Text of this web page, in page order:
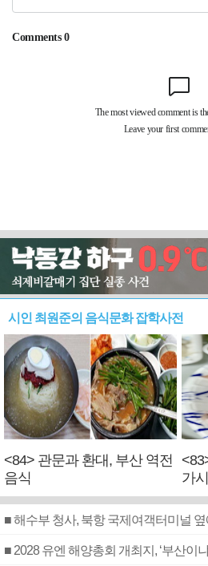
시인 최원준의 음식문화 잡학사전
<84> 관문과 환대, 부산 역전
음식
가
■ 해수부 청사, 북항 국제여객터미널
■ 2028 유엔 해양총회 개최지, ‘부산이